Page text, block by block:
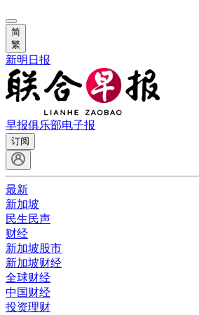
简
繁
新明日报
早报俱乐部电子报
订阅
最新
新加坡
民生民声
财经
新加坡股市
新加坡财经
全球财经
中国财经
投资理财